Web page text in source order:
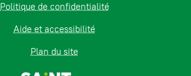
Politique de confidentialité
Aide et accessibilité
Plan du site